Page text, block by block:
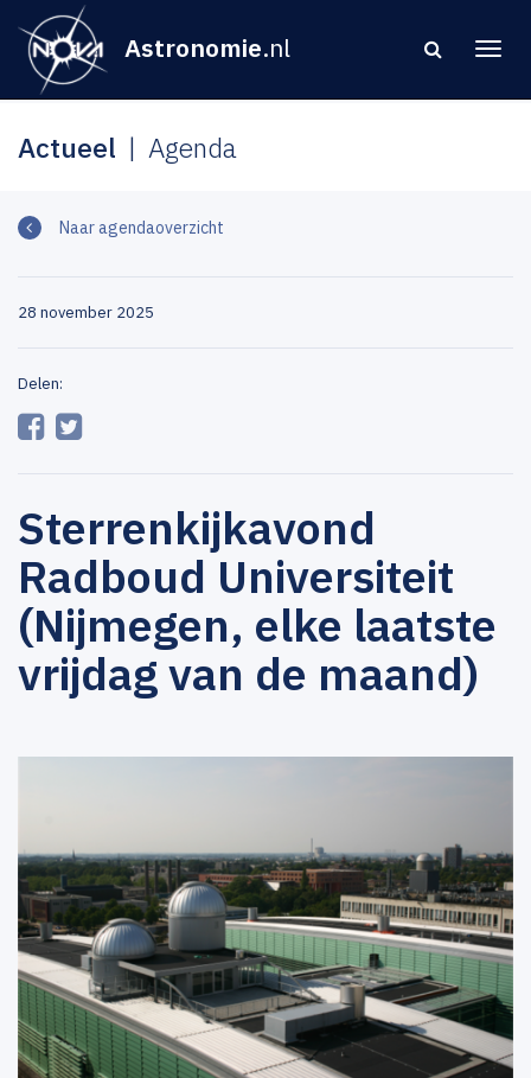
Astronomie.nl
Actueel Agenda
Naar agendaoverzicht
28 november 2025
Delen:
Sterrenkijkavond
Radboud Universiteit
(Nijmegen, elke laatste
vrijdag van de maand)